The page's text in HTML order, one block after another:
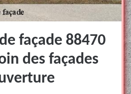
façade 88470
des façades